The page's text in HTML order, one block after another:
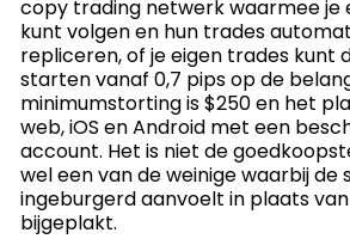
copy trading netwerk waarmee je
kunt volgen en hun trades
repliceren, of je eigen trades kunt
starten vanaf 0,7 pips op de
minimumstorting is $250 en het
web, iOS en Android met een
account. Het is niet de
wel een van de weinige waarbij de
ingeburgerd aanvoelt in plaats
bijgeplakt.